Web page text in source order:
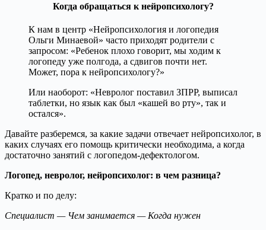
Когда обращаться к нейропсихологу?
К нам в центр «Нейропсихология и логопедия
Ольги Минаевой» часто приходят родители с
запросом: «Ребенок плохо говорит, мы ходим к
логопеду уже полгода, а сдвигов почти нет.
Может, пора к нейропсихологу?»
Или наоборот: «Невролог поставил ЗПРР, выписал
таблетки, но язык как был «кашей во рту», так и
остался».
Давайте разберемся, за какие задачи отвечает нейропсихолог, в
каких случаях его помощь критически необходима, а когда
достаточно занятий с логопедом-дефектологом.
Логопед, невролог, нейропсихолог: в чем разница?
Кратко и по делу:
Специалист — Чем занимается — Когда нужен